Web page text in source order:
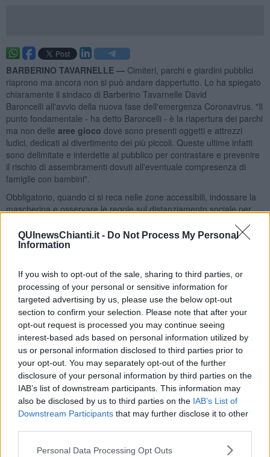
QUInewsChianti.it - Do Not Process My Personal
Information
If you wish to opt-out of the sale, sharing to third parties, or
processing of your personal or sensitive information for
targeted advertising by us, please use the below opt-out
section to confirm your selection. Please note that after your
opt-out request is processed you may continue seeing
interest-based ads based on personal information utilized by
us or personal information disclosed to third parties prior to
your opt-out. You may separately opt-out of the further
disclosure of your personal information by third parties on the
IAB’s list of downstream participants. This information may
also be disclosed by us to third parties on the IAB’s List of
Downstream Participants that may further disclose it to other
Personal Data Processing Opt Outs
BARBERINO TAVARNELLE — Cimiteri, parchi e giardini pubblici
riaprono ma ancora non si può andare dappertutto. Lo ha spiegato
chiaramente il sindaco di Barberino Tavarnelle David
Baroncelli all'avvio della nuova fase dell'emergenza Coronavirus. "Il
punto fondamentale - ha detto Baroncelli - è la riapertura dei parchi
ma non delle aree gioco dove sono presenti oggetti e attrezzi
ludici, dedicati al divertimento dei più piccoli. Queste ultime infatti
sono delimitate e interdette al pubblico per contrastare e prevenire
il rischio di assembramenti dovuti all'eventuale compresenza di
famiglie con bambini".
Obbligatorio, quando ci si reca nelle zone accessibili, indossare la
mascherina e osservare le regole sul distanziamento sociale per
Ecco nel dettaglio quali sono le aree verdi aperte.
Tavarnelle- specifica il sindaco - sono aperti i giardini di piazza
Matteotti, piazza Caduti nei lager e il Parco della Rimembranza,
restano chiusi invece i giardini di via Aldo Moro, il Parco del Mocale
e la Pineta di Tavarnelle, per quanto riguarda piazza della
Repubblica viene chiusa parzialmente ovvero soltanto la zona delle
aree gioco"
Barberino riaprono i giardini di piazza Mazzini, la pineta di
Barberino ad eccezione della porzione che accoglie lo spazio gioco
e la pista di pattinaggio, presenti all'interno dell'area, stessa cosa
per i giardini di via Aldo Moro come per quelli di via di Bustecca
parzialmente chiusi; sono interdetti anche i giardini di via di Novoli,
mentre sono aperti quelli di via Becattelli. A Marcialla piazza Brandi
torna ad essere fruibile mentre resta chiusa al pubblico la porzione